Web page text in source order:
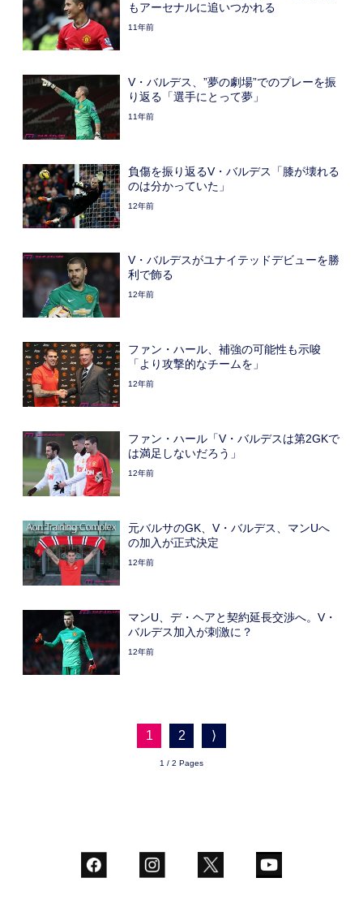
もアーセナルに追いつかれる
11年前
V・バルデス、”夢の劇場”でのプレーを振
り返る「選手にとって夢」
11年前
負傷を振り返るV・バルデス「膝が壊れる
のは分かっていた」
12年前
V・バルデスがユナイテッドデビューを勝
利で飾る
12年前
ファン・ハール、補強の可能性も示唆
「より攻撃的なチームを」
12年前
ファン・ハール「V・バルデスは第2GKで
は満足しないだろう」
12年前
元バルサのGK、V・バルデス、マンUへ
の加入が正式決定
12年前
マンU、デ・ヘアと契約延長交渉へ。V・
バルデス加入が刺激に？
12年前
1 2 ⟩
1 / 2 Pages